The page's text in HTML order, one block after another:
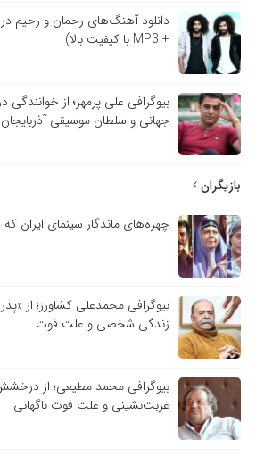
دانلود آهنگ‌های رحمان و رحیم
+ MP3 با کیفیت بالا)
بیوگرافی علی پرمهر؛ از
جهانی و سلطان موسیقی آذربایجان
بازیگران
چهره‌های ماندگار سینمای ایران
بیوگرافی محمدعلی کشاورز؛ از
زندگی شخصی و علت فوت
بیوگرافی محمد مطیعی؛ از
غربت‌نشینی و علت فوت ناگهانی